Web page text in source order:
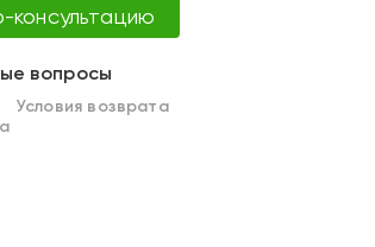
консультацию
вопросы
Условия возврата